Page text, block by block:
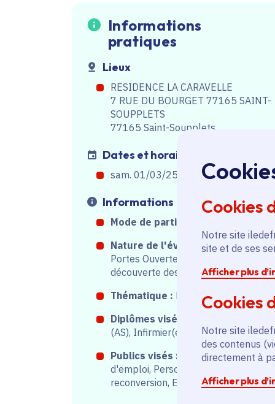
Cookies
Notre site
site et de ses
Afficher plus
Cookies
Notre site
des contenus
directement à
Afficher plus
Informations
pratiques
Lieux
RESIDENCE LA CARAVELLE
7 RUE DU BOURGET 77165 SAINT-
SOUPPLETS
77165 Saint-Soupplets
Dates et horaires
sam. 01/03/25, de 14h30à17h00
Informations
Mode de participation :
Nature de l'événement :Journée
Portes Ouvertes, Circuit de
découverte des métiers
Thématique : Médico-social
Diplômes visés :
(AS), Infirmier(e) (IDE)
Publics visés :
Demandeurs
d'emploi, Personnes en
reconversion, Etudiants